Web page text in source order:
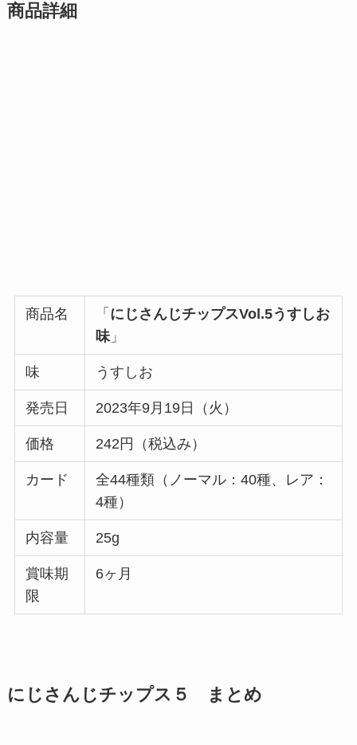
商品詳細
商品名 「 にじさんじチップスVol.5うすしお
味 」
味 うすしお
発売日 2023年9月19日（火）
価格 242円（税込み）
カード
全44種類（ノーマル：40種、レア：
4種）
内容量 25g
賞味期
限
6ヶ月
にじさんじチップス５ まとめ